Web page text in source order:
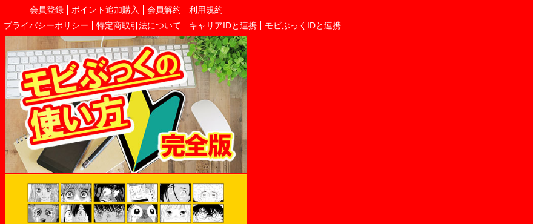
会員登録 ポイント追加購入 会員解約
利用規約
プライバシーポリシー 特定商取引法について キャリアIDと連携 モビぶっくIDと連携